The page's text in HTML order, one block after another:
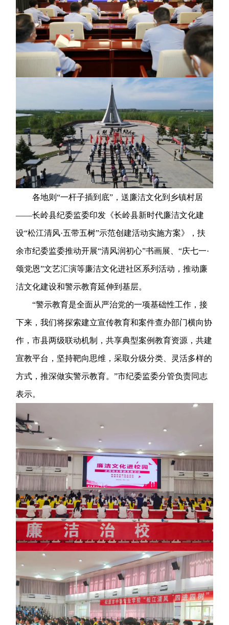
各地则“一杆子插到底”，送廉洁文化到乡镇村居
——长岭县纪委监委印发《长岭县新时代廉洁文化建
设“松江清风·五带五树”示范创建活动实施方案》，扶
余市纪委监委推动开展“清风润初心”书画展、“庆七一·
颂党恩”文艺汇演等廉洁文化进社区系列活动，推动廉
洁文化建设和警示教育延伸到基层。
“警示教育是全面从严治党的一项基础性工作，接
下来，我们将探索建立宣传教育和案件查办部门横向协
作，市县两级联动机制，共享典型案例教育资源，共建
宣教平台，坚持靶向思维，采取分级分类、灵活多样的
方式，推深做实警示教育。”市纪委监委分管负责同志
表示。